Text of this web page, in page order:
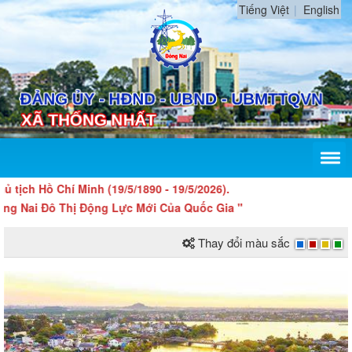
Tiếng Việt English
Chí Minh (19/5/1890 - 19/5/2026).
Thị Động Lực Mới Của Quốc Gia "
Thay đổi màu sắc